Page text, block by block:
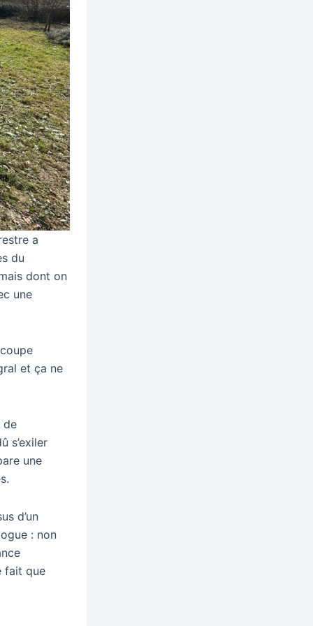
a
du
dont on
une
et ça ne
de
s’exiler
une
d’un
: non
fait que